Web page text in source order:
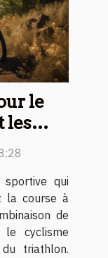
le
les
ce
qui
la course à
de
cyclisme
triathlon.